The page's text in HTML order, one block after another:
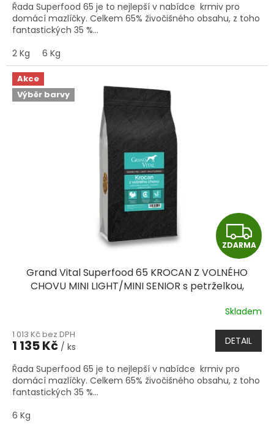
z
5
hvězdiček.
Řada Superfood 65 je to nejlepší v nabídce krmiv pro
domácí mazlíčky. Celkem 65% živočišného obsahu, z toho
fantastických 35 %...
2 Kg
6 Kg
Akce
Výběr barvy
Z
D
R
M
A
ZDARMA
Grand Vital Superfood 65 KROCAN Z VOLNÉHO
CHOVU MINI LIGHT/MINI SENIOR s petrželkou,
Skladem
1 013 Kč bez DPH
1 135 Kč / ks DETAIL
Řada Superfood 65 je to nejlepší v nabídce krmiv pro
domácí mazlíčky. Celkem 65% živočišného obsahu, z toho
fantastických 35 %...
6 Kg